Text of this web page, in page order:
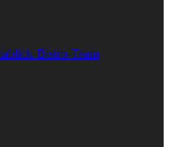
Bistro-Team